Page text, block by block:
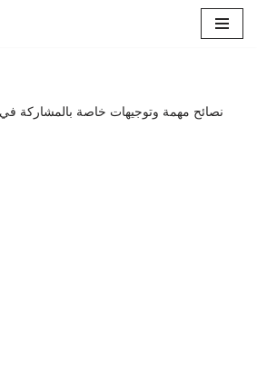
نصائح مهمة وتوجيهات خاصة بالمشاركة في